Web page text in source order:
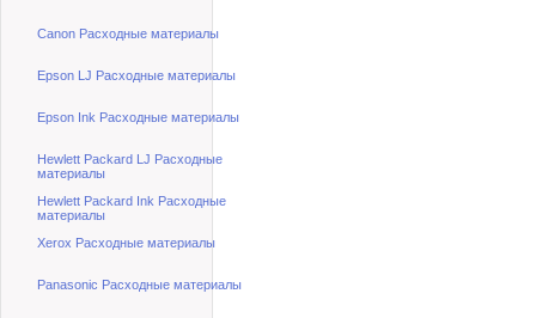
Canon Расходные материалы
Epson LJ Расходные материалы
Epson Ink Расходные материалы
Hewlett Packard LJ Расходные
материалы
Hewlett Packard Ink Расходные
материалы
Xerox Расходные материалы
Panasonic Расходные материалы